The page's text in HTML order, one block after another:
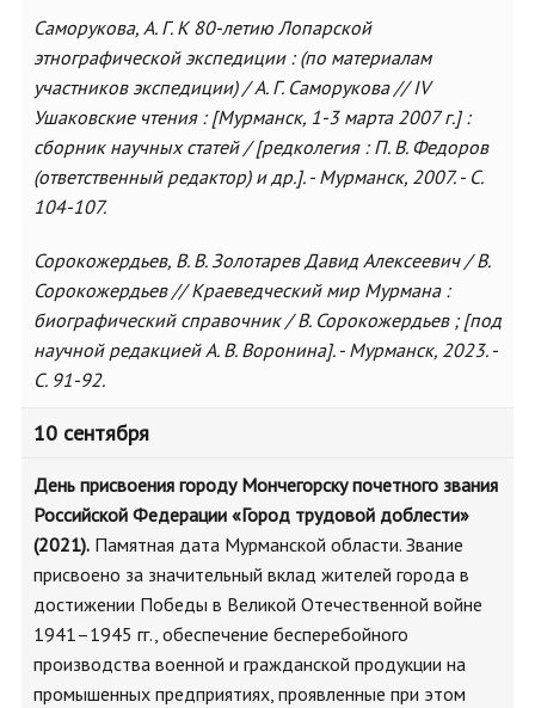
Саморукова, А. Г. К 80-летию Лопарской
этнографической экспедиции : (по материалам
участников экспедиции) / А. Г. Саморукова // IV
Ушаковские чтения : [Мурманск, 1-3 марта 2007 г.] :
сборник научных статей / [редколегия : П. В. Федоров
(ответственный редактор) и др.]. - Мурманск, 2007. - С.
104-107.
Сорокожердьев, В. В. Золотарев Давид Алексеевич / В.
Сорокожердьев // Краеведческий мир Мурмана :
биографический справочник / В. Сорокожердьев ; [под
научной редакцией А. В. Воронина]. - Мурманск, 2023. -
С. 91-92.
10 сентября
День присвоения городу Мончегорску почетного звания
Российской Федерации «Город трудовой доблести»
(2021). Памятная дата Мурманской области. Звание
присвоено за значительный вклад жителей города в
достижении Победы в Великой Отечественной войне
1941–1945 гг., обеспечение бесперебойного
производства военной и гражданской продукции на
промышенных предприятиях, проявленные при этом